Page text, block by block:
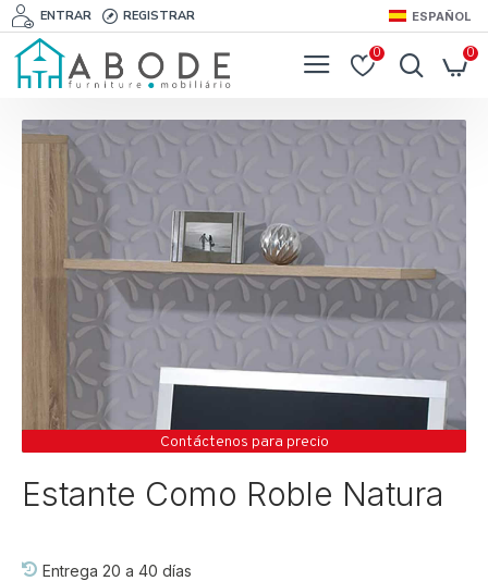
ENTRAR REGISTRAR ESPAÑOL
0 0
Contáctenos para precio
Estante Como Roble Natura
Entrega 20 a 40 días